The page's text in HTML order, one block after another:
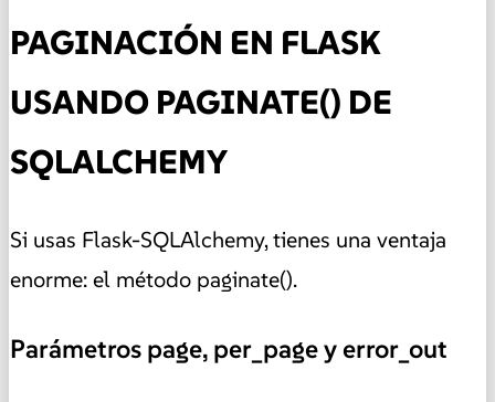
PAGINACIÓN EN FLASK
USANDO PAGINATE() DE
SQLALCHEMY
Si usas Flask-SQLAlchemy, tienes una ventaja
enorme: el método paginate().
Parámetros page, per_page y error_out